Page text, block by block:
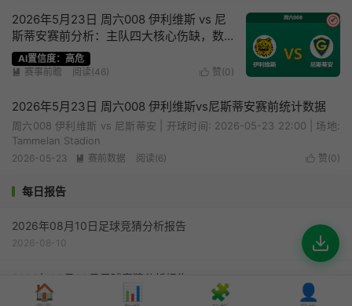
✔
2026年5月23日 周六008 伊利维斯 vs 尼
斯蒂安赛前分析：主队四大核心伤缺，数
据让步是否暗藏杀机？
AI置信度：高危
 赞(0)
 赛事前瞻 阅读(46)
2026年5月23日 周六008 伊利维斯vs尼斯蒂安赛前统计数据
周六008 伊利维斯 vs 尼斯蒂安 | 开球时间: 2026-05-23 22:00 | 场地:
Tammelan Stadion
 赞(0)
2026-05-23  赛前数据 阅读(6)
每日报告
2026年08月10日足球竞猜分析报告
2026-08-10
2026年08月09日足球竞猜分析报告
2026-08-09
🏠 📊 🧩 👤